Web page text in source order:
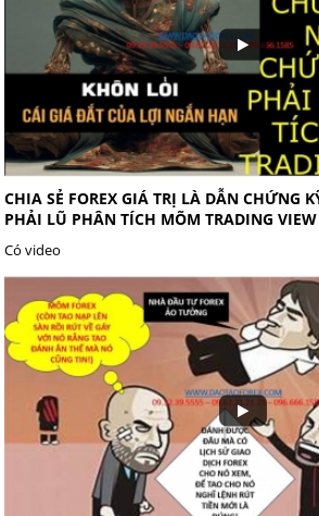
CHIA SẺ FOREX GIÁ TRỊ LÀ DẪN CHỨNG
PHẢI LŨ PHÂN TÍCH MÕM TRADING VIEW
Có video